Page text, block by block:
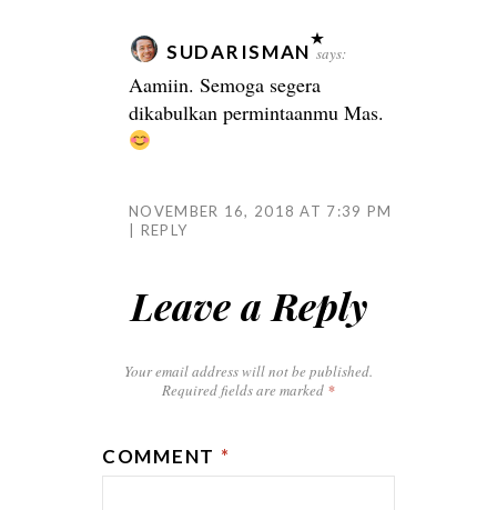
SUDARISMAN says:
Aamiin. Semoga segera
dikabulkan permintaanmu Mas.
NOVEMBER 16, 2018 AT 7:39 PM
REPLY
Leave a Reply
Your email address will not be published.
Required fields are marked *
COMMENT *